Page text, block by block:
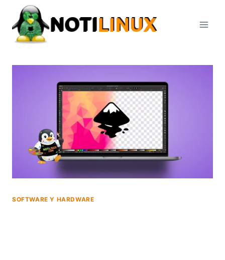
Saltar
contenido
SOFTWARE Y HARDWARE